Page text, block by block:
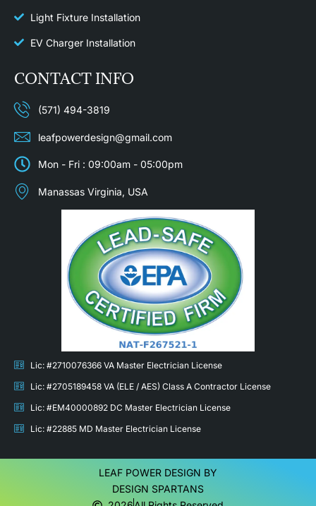
Light Fixture Installation​
EV Charger Installation
CONTACT INFO
(571) 494-3819
leafpowerdesign@gmail.com
Mon - Fri : 09:00am - 05:00pm
Manassas Virginia, USA
Lic: #2710076366 VA Master Electrician License
Lic: #2705189458 VA (ELE / AES) Class A Contractor License
Lic: #EM40000892 DC Master Electrician License
Lic: #22885 MD Master Electrician License
LEAF POWER DESIGN BY
DESIGN SPARTANS